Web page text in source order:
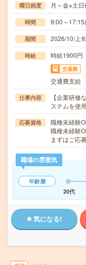
曜日頻度 月～金※土日
時間 9:00～
期間 2026/10/上
時給 時給1900円
交通費
交通費支給
仕事内容
【企業研修
ステムを使
応募資格
職種未経験
職種未経験
まずはご応
職場の雰囲気
年齢層
20代
気になる!